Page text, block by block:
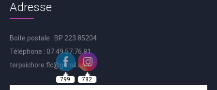
Adresse
Boite postale : BP 223 85204
Téléphone : 07.49.57.76.81
terpsichore.flc@gmail.com
799 782